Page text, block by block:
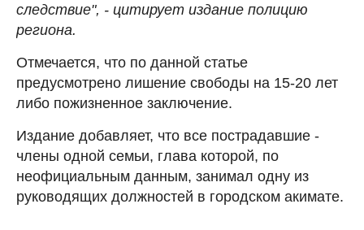
следствие", - цитирует издание полицию
региона.
Отмечается, что по данной статье
предусмотрено лишение свободы на 15-20 лет
либо пожизненное заключение.
Издание добавляет, что все пострадавшие -
члены одной семьи, глава которой, по
неофициальным данным, занимал одну из
руководящих должностей в городском акимате.